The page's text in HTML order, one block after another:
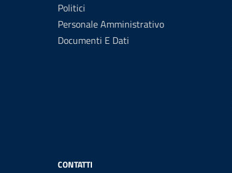
Politici
Personale Amministrativo
Documenti E Dati
CONTATTI